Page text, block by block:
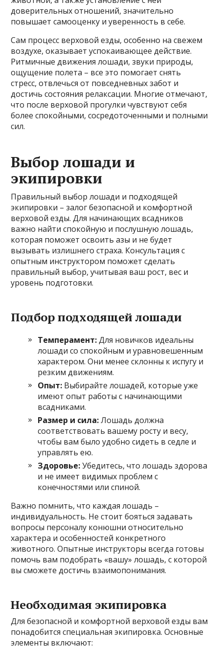
доверительных отношений, значительно
повышает самооценку и уверенность в себе.
Сам процесс верховой езды, особенно на свежем
воздухе, оказывает успокаивающее действие.
Ритмичные движения лошади, звуки природы,
ощущение полета – все это помогает снять
стресс, отвлечься от повседневных забот и
достичь состояния релаксации. Многие отмечают,
что после верховой прогулки чувствуют себя
более спокойными, сосредоточенными и полными
сил.
Выбор лошади и
экипировки
Правильный выбор лошади и подходящей
экипировки – залог безопасной и комфортной
верховой езды. Для начинающих всадников
важно найти спокойную и послушную лошадь,
которая поможет освоить азы и не будет
вызывать излишнего страха. Консультация с
опытным инструктором поможет сделать
правильный выбор, учитывая ваш рост, вес и
уровень подготовки.
Подбор подходящей лошади
Темперамент:Для новичков идеальны
лошади со спокойным и уравновешенным
характером. Они менее склонны к испугу и
резким движениям.
Опыт: Выбирайте лошадей, которые уже
имеют опыт работы с начинающими
всадниками.
Размер и сила:Лошадь должна
соответствовать вашему росту и весу,
чтобы вам было удобно сидеть в седле и
управлять ею.
Здоровье:Убедитесь, что лошадь здорова
и не имеет видимых проблем с
конечностями или спиной.
Важно помнить, что каждая лошадь –
индивидуальность. Не стоит бояться задавать
вопросы персоналу конюшни относительно
характера и особенностей конкретного
животного. Опытные инструкторы всегда готовы
помочь вам подобрать «вашу» лошадь, с которой
вы сможете достичь взаимопонимания.
Необходимая экипировка
Для безопасной и комфортной верховой езды вам
понадобится специальная экипировка. Основные
элементы включают: